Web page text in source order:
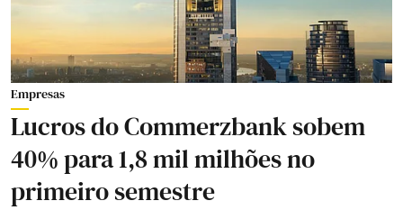
Empresas
Lucros do Commerzbank sobem
40% para 1,8 mil milhões no
primeiro semestre